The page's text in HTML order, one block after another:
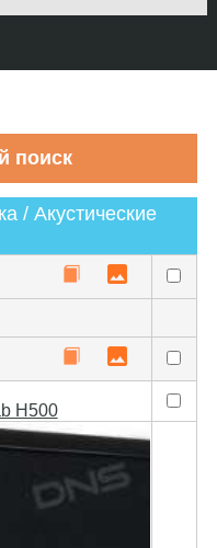
/ Акустические
H500